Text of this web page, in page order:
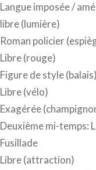
Langue imposée /
libre (lumière)
Roman policier
Libre (rouge)
Figure de style (balais)
Libre (vélo)
Exagérée
Deuxième mi-temps:
Fusillade
Libre (attraction)